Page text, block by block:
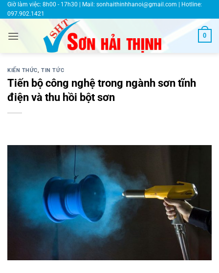
Bỏ
qua
dung
Giờ làm việc: 8h00 - 17h30 | Mail: sonhaithinhhanoi@gmail.com | Hotline:
097.902.1421
0
KIẾN THỨC,TIN TỨC
Tiến bộ công nghệ trong ngành sơn tĩnh
điện và thu hồi bột sơn